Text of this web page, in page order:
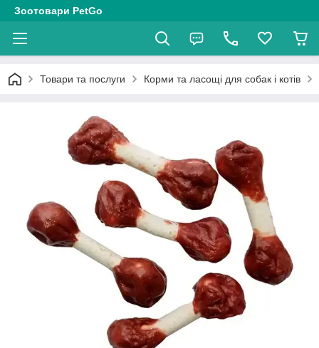
Зоотовари PetGo
Товари та послуги Корми та ласощі для собак і котів